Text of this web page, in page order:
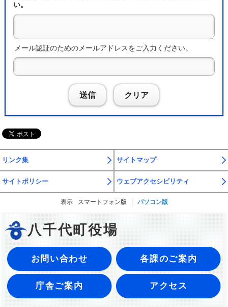
い。
メール認証のためのメールアドレスをご入力ください。
送信 クリア
リンク集 サイトマップ
サイトポリシー ウェブアクセシビリティ
表示 スマートフォン版 パソコン版
八千代町役場
お問い合わせ 各課のご案内
庁舎ご案内 アクセス